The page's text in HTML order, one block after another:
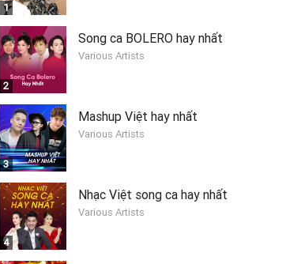
1
2
Song ca BOLERO hay nhất
Various Artists
3
Mashup Việt hay nhất
Various Artists
4
Nhạc Việt song ca hay nhất
Various Artists